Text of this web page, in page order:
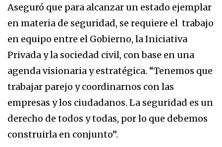
Aseguró que para alcanzar un estado ejemplar
en materia de seguridad, se requiere el trabajo
en equipo entre el Gobierno, la Iniciativa
Privada y la sociedad civil, con base en una
agenda visionaria y estratégica. “Tenemos que
trabajar parejo y coordinarnos con las
empresas y los ciudadanos. La seguridad es un
derecho de todos y todas, por lo que debemos
construirla en conjunto”.